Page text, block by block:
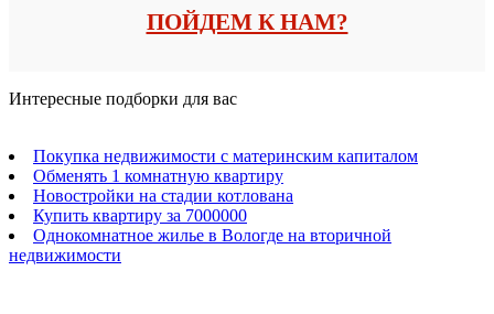
ПОЙДЕМ К НАМ?
Интересные подборки для вас
Покупка недвижимости с материнским капиталом
Обменять 1 комнатную квартиру
Новостройки на стадии котлована
Купить квартиру за 7000000
Однокомнатное жилье в Вологде на вторичной
недвижимости